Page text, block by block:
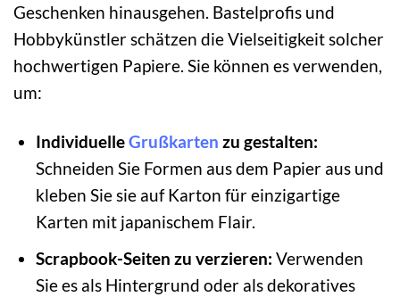
Geschenken hinausgehen. Bastelprofis und
Hobbykünstler schätzen die Vielseitigkeit solcher
hochwertigen Papiere. Sie können es verwenden,
um:
IndividuelleGrußkarten zu gestalten:
Schneiden Sie Formen aus dem Papier aus und
kleben Sie sie auf Karton für einzigartige
Karten mit japanischem Flair.
Scrapbook-Seiten zu verzieren: Verwenden
Sie es als Hintergrund oder als dekoratives